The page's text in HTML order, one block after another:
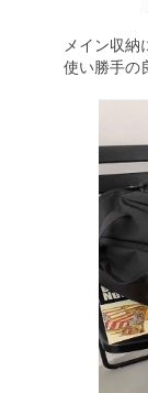
メイン収納
使い勝手の